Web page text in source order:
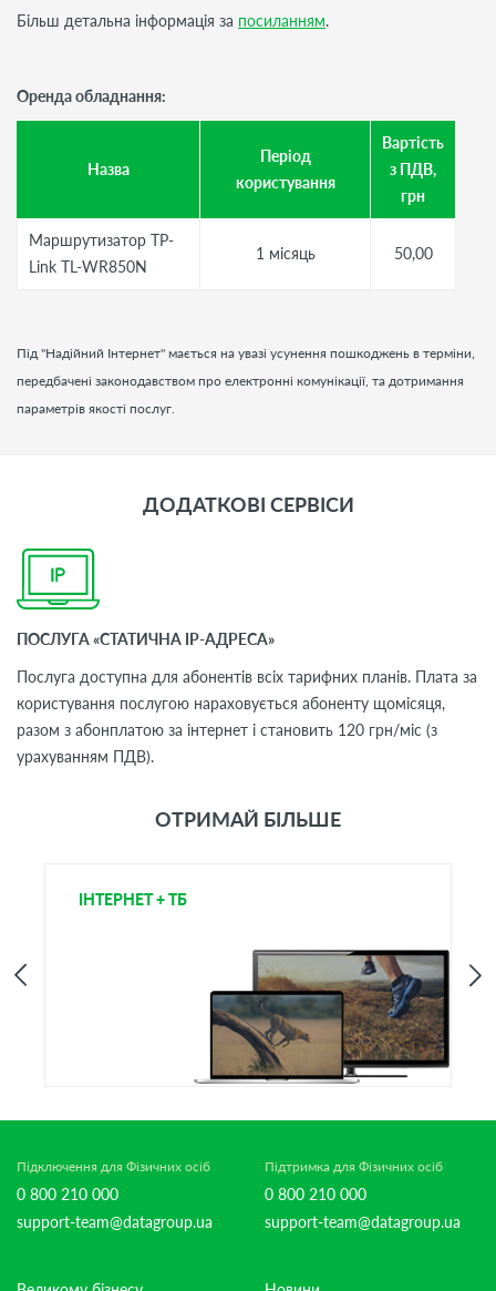
Більш детальна інформація за посиланням.
Оренда обладнання:
Назва
Період
користування
Вартість
з ПДВ,
грн
Маршрутизатор TP-
Link TL-WR850N
1 місяць 50,00
Під "Надійний Інтернет" мається на увазі усунення пошкоджень в терміни,
передбачені законодавством про електронні комунікації, та дотримання
параметрів якості послуг.
ДОДАТКОВІ СЕРВІСИ
ПОСЛУГА «СТАТИЧНА IP-АДРЕСА»
Послуга доступна для абонентів всіх тарифних планів. Плата за
користування послугою нараховується абоненту щомісяця,
разом з абонплатою за інтернет і становить 120 грн/міс (з
урахуванням ПДВ).
ОТРИМАЙ БІЛЬШЕ
ІНТЕРНЕТ + ТБ
Підключення для Фізичних осіб
0 800 210 000
support-team@datagroup.ua
Підтримка для Фізичних осіб
0 800 210 000
support-team@datagroup.ua